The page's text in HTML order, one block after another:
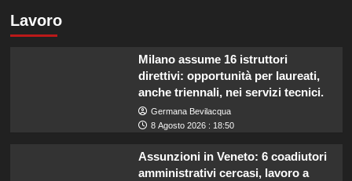
Lavoro
Milano assume 16 istruttori
direttivi: opportunità per laureati,
anche triennali, nei servizi tecnici.
Germana Bevilacqua
8 Agosto 2026 : 18:50
Assunzioni in Veneto: 6 coadiutori
amministrativi cercasi, lavoro a